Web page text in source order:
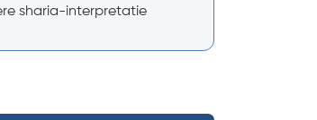
sharia-interpretatie